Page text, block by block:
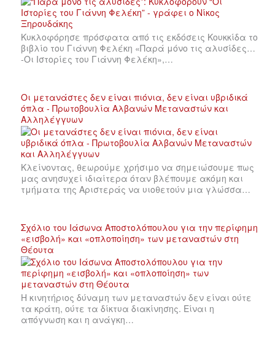
Κυκλοφόρησε πρόσφατα από τις εκδόσεις Κουκκίδα το
βιβλίο του Γιάννη Φελέκη «Παρά μόνο τις αλυσίδες…
-Οι Ιστορίες του Γιάννη Φελέκη»,…
Οι μετανάστες δεν είναι πιόνια, δεν είναι υβριδικά
όπλα - Πρωτοβουλία Αλβανών Μεταναστών και
Αλληλέγγυων
Κλείνοντας, θεωρούμε χρήσιμο να σημειώσουμε πως
μας ανησυχεί ιδιαίτερα όταν βλέπουμε ακόμη και
τμήματα της Αριστεράς να υιοθετούν μια γλώσσα…
Σχόλιο του Ιάσωνα Αποστολόπουλου για την περίφημη
«εισβολή» και «οπλοποίηση» των μεταναστών στη
Θέουτα
Η κινητήριος δύναμη των μεταναστών δεν είναι ούτε
τα κράτη, ούτε τα δίκτυα διακίνησης. Είναι η
απόγνωση και η ανάγκη…